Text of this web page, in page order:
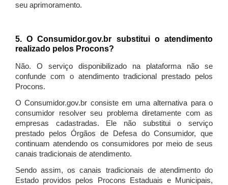
seu aprimoramento.
5. O Consumidor.gov.br substitui o atendimento
realizado pelos Procons?
Não. O serviço disponibilizado na plataforma não se
confunde com o atendimento tradicional prestado pelos
Procons.
O Consumidor.gov.br consiste em uma alternativa para o
consumidor resolver seu problema diretamente com as
empresas cadastradas. Ele não substitui o serviço
prestado pelos Órgãos de Defesa do Consumidor, que
continuam atendendo os consumidores por meio de seus
canais tradicionais de atendimento.
Sendo assim, os canais tradicionais de atendimento do
Estado providos pelos Procons Estaduais e Municipais,